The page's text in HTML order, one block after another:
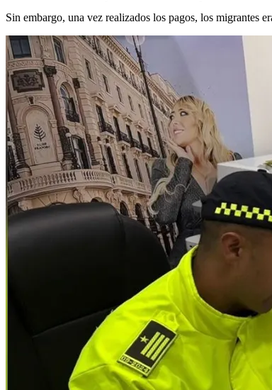
Sin embargo, una vez realizados los pagos, los migrantes